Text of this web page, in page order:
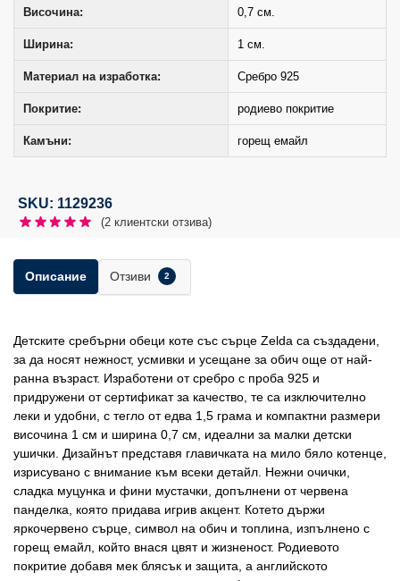
Височина: 0,7 см.
Ширина: 1 см.
Материал на изработка: Сребро 925
Покритие: родиево покритие
Камъни: горещ емайл
SKU: 1129236
(2 клиентски отзива)
Описание Отзиви 2
Детските сребърни обеци коте със сърце Zelda са създадени,
за да носят нежност, усмивки и усещане за обич още от най-
ранна възраст. Изработени от сребро с проба 925 и
придружени от сертификат за качество, те са изключително
леки и удобни, с тегло от едва 1,5 грама и компактни размери
височина 1 см и ширина 0,7 см, идеални за малки детски
ушички. Дизайнът представя главичката на мило бяло котенце,
изрисувано с внимание към всеки детайл. Нежни очички,
сладка муцунка и фини мустачки, допълнени от червена
панделка, която придава игрив акцент. Котето държи
яркочервено сърце, символ на обич и топлина, изпълнено с
горещ емайл, който внася цвят и жизненост. Родиевото
покритие добавя мек блясък и защита, а английското